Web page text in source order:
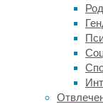
для
обзора.
Для
лучшей